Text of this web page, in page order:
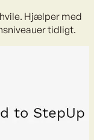
Hjælper med
tidligt.